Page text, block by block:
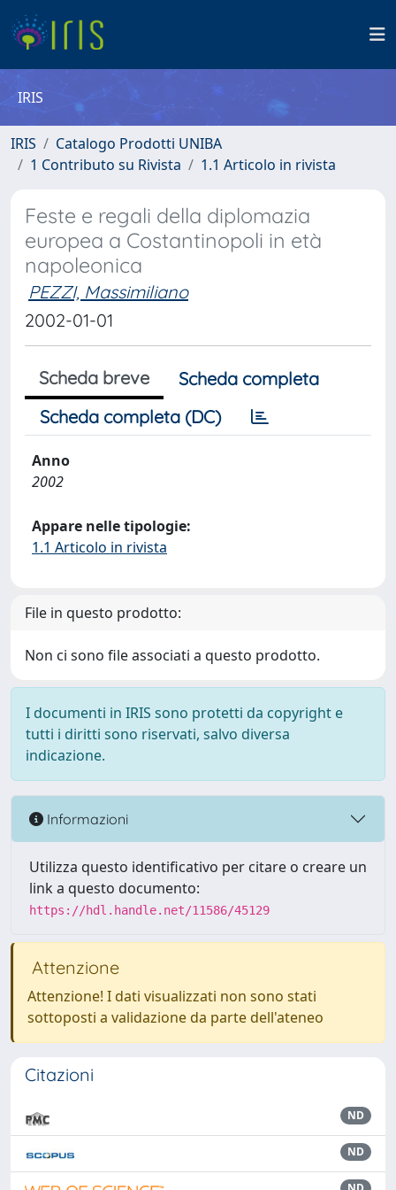
IRIS
IRIS
Catalogo Prodotti UNIBA
1 Contributo su Rivista
1.1 Articolo in rivista
Feste e regali della diplomazia
europea a Costantinopoli in età
napoleonica
PEZZI, Massimiliano
2002-01-01
Scheda breve
Scheda completa
Scheda completa (DC)
Anno
2002
Appare nelle tipologie:
1.1 Articolo in rivista
File in questo prodotto:
Non ci sono file associati a questo prodotto.
I documenti in IRIS sono protetti da copyright e
tutti i diritti sono riservati, salvo diversa
indicazione.
Informazioni
Utilizza questo identificativo per citare o creare un
link a questo documento:
https://hdl.handle.net/11586/45129
Attenzione
Attenzione! I dati visualizzati non sono stati
sottoposti a validazione da parte dell'ateneo
Citazioni
ND
ND